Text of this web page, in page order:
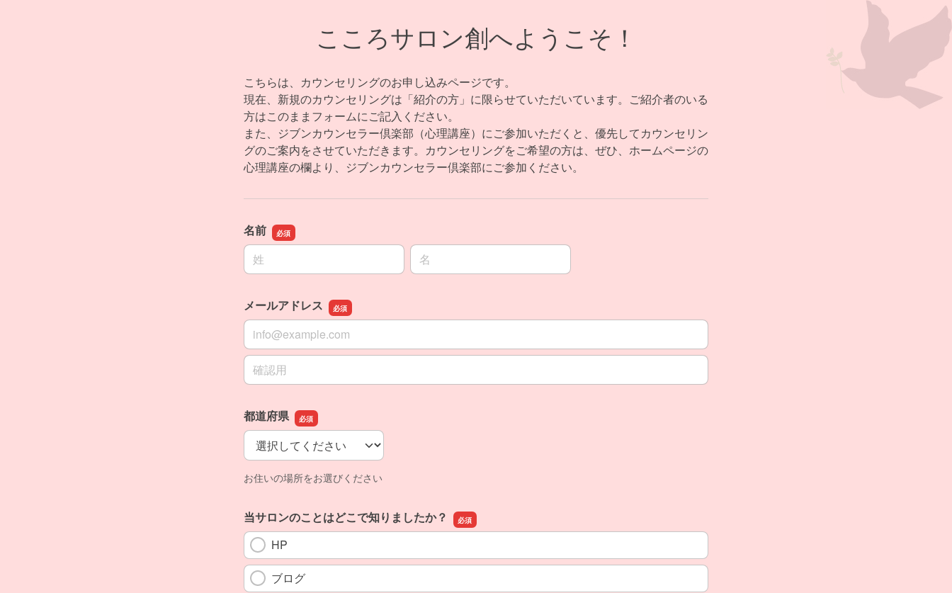
こころサロン創へようこそ！
こちらは、カウンセリングのお申し込みページです。
現在、新規のカウンセリングは「紹介の方」に限らせていただいています。ご紹介者のいる
方はこのままフォームにご記入ください。
また、ジブンカウンセラー倶楽部（心理講座）にご参加いただくと、優先してカウンセリン
グのご案内をさせていただきます。カウンセリングをご希望の方は、ぜひ、ホームページの
心理講座の欄より、ジブンカウンセラー倶楽部にご参加ください。
名前
名前の姓
名前の名
メールアドレス
メールアドレス
メールアドレスの確認用
都道府県
都道府県
お住いの場所をお選びください
当サロンのことはどこで知りましたか？
HP
ブログ